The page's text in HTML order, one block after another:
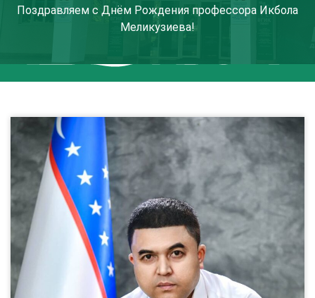
Поздравляем с Днём Рождения профессора Икбола
Меликузиева!